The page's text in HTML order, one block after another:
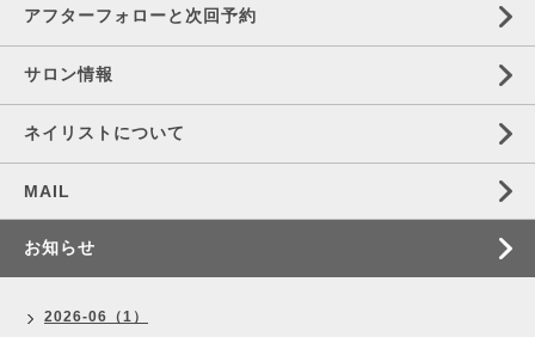
アフターフォローと次回予約
サロン情報
ネイリストについて
MAIL
お知らせ
2026-06（1）